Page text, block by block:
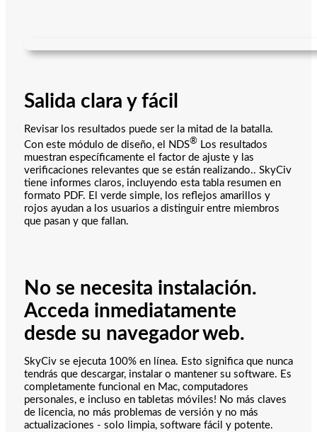
Salida clara y fácil
Revisar los resultados puede ser la mitad de la batalla.
Con este módulo de diseño, el NDS®
Los resultados
muestran específicamente el factor de ajuste y las
verificaciones relevantes que se están realizando.. SkyCiv
tiene informes claros, incluyendo esta tabla resumen en
formato PDF. El verde simple, los reflejos amarillos y
rojos ayudan a los usuarios a distinguir entre miembros
que pasan y que fallan.
No se necesita instalación.
Acceda inmediatamente
desde su navegador web.
SkyCiv se ejecuta 100% en línea. Esto significa que nunca
tendrás que descargar, instalar o mantener su software. Es
completamente funcional en Mac, computadores
personales, e incluso en tabletas móviles! No más claves
de licencia, no más problemas de versión y no más
actualizaciones - solo limpia, software fácil y potente.